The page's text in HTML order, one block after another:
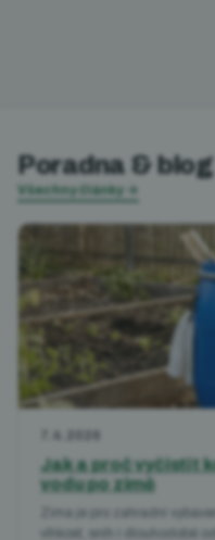
Poradna & blog
Všechny články →
Jak a proč vyčistit
vodu po zimě
Zima je pro zahradní
vlhkost, sníh i dlouhodobé